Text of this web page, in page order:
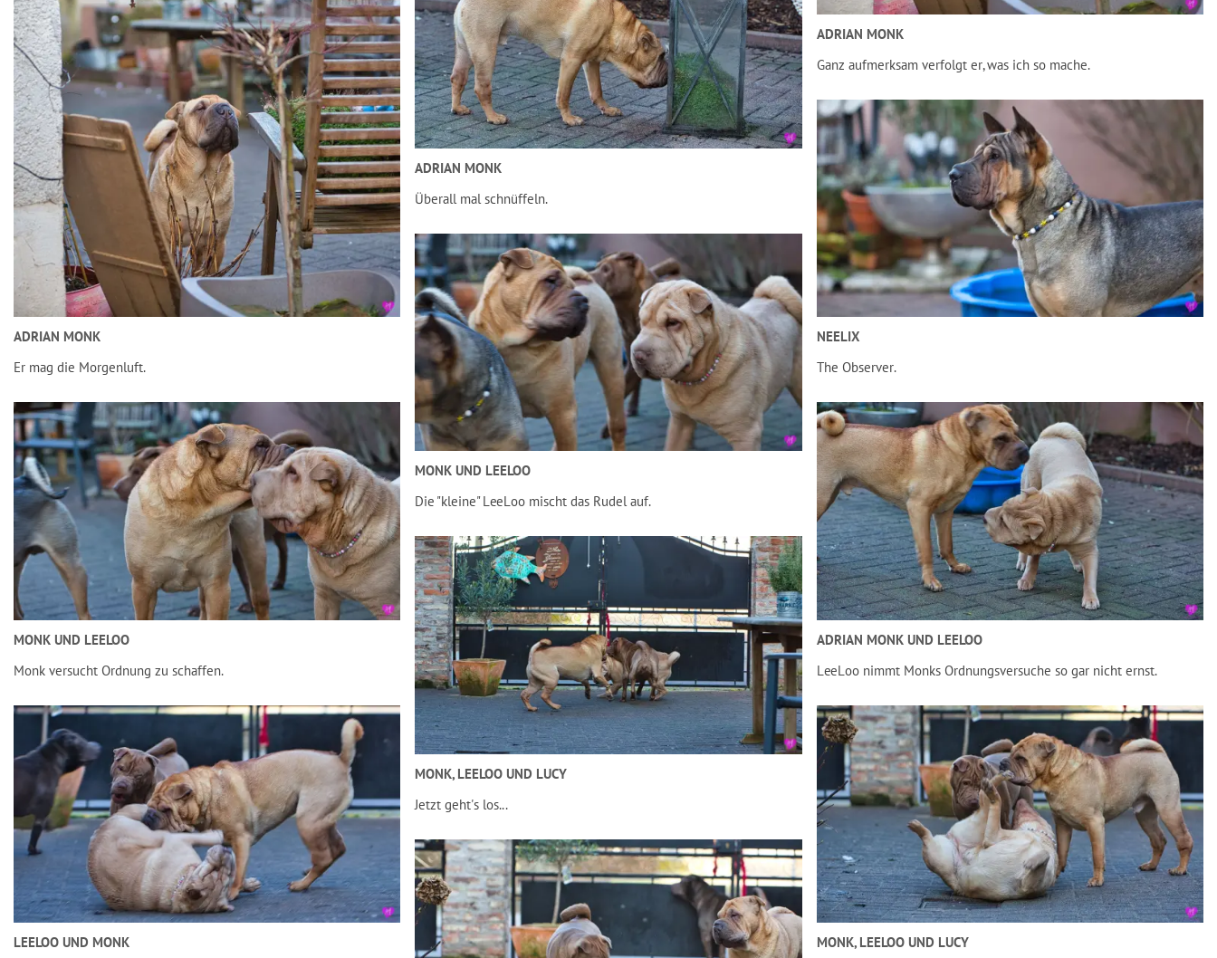
ADRIAN MONK
Er mag die Morgenluft.
MONK UND LEELOO
Monk versucht Ordnung zu schaffen.
LEELOO UND MONK
ADRIAN MONK
Überall mal schnüffeln.
MONK UND LEELOO
Die "kleine" LeeLoo mischt das Rudel auf.
MONK, LEELOO UND LUCY
Jetzt geht's los...
ADRIAN MONK
Ganz aufmerksam verfolgt er, was ich so mache.
NEELIX
The Observer.
ADRIAN MONK UND LEELOO
LeeLoo nimmt Monks Ordnungsversuche so gar nicht ernst.
MONK, LEELOO UND LUCY